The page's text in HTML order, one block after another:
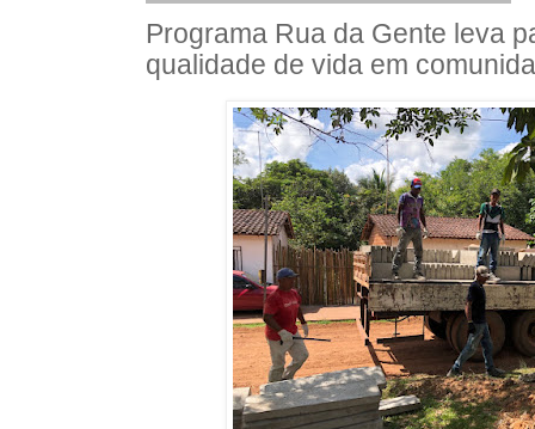
Programa Rua da Gente leva
qualidade de vida em